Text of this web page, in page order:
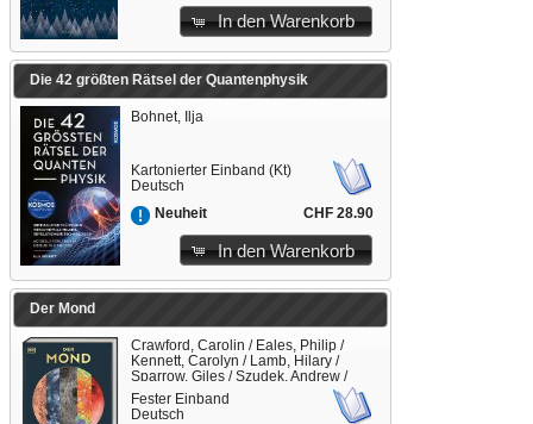
In den Warenkorb
Die 42 größten Rätsel der Quantenphysik
Bohnet, Ilja
Kartonierter Einband (Kt)
Deutsch
Neuheit
CHF 28.90
In den Warenkorb
Der Mond
Crawford, Carolin / Eales, Philip /
Kennett, Carolyn / Lamb, Hilary /
Sparrow, Giles / Szudek, Andrew /
West, Adrian (Vorb.) / Matthiesen,
Stephan (Übers.) / DK Verlag (Hrsg.)
Fester Einband
Deutsch